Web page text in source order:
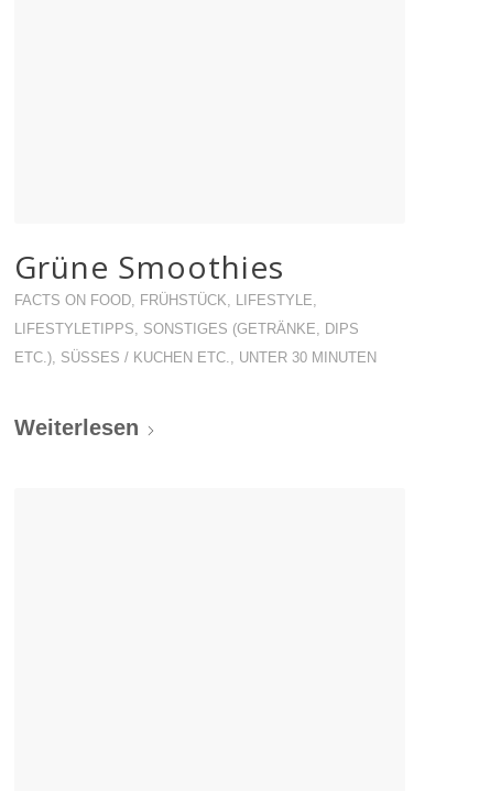
Grüne Smoothies
FACTS ON FOOD FRÜHSTÜCK LIFESTYLE
LIFESTYLETIPPS
SONSTIGES (GETRÄNKE, DIPS
ETC.) SÜSSES / KUCHEN ETC. UNTER 30 MINUTEN
Weiterlesen